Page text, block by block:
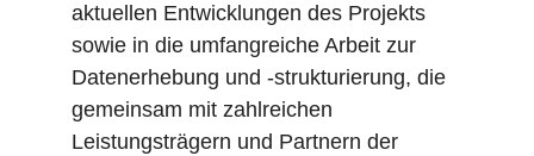
aktuellen Entwicklungen des Projekts
sowie in die umfangreiche Arbeit zur
Datenerhebung und -strukturierung, die
gemeinsam mit zahlreichen
Leistungsträgern und Partnern der